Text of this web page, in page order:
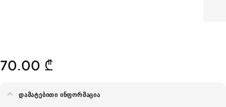
70.00 ₾
ᲓᲐᲛᲐᲢᲔᲑᲘᲗᲘ ᲘᲜᲤᲝᲠᲛᲐᲪᲘᲐ